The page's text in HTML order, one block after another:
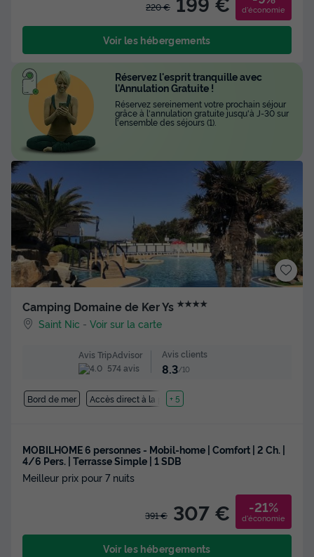
220 € d'économie
Voir les hébergements
Camping Domaine de Ker Ys ★★★★
Saint Nic -Voir sur la carte
Avis TripAdvisor
574 avis
Avis clients
8.3/10
Bord de mer Accès direct à la plage
+ 5
MOBILHOME 6 personnes - Mobil-home | Comfort | 2 Ch. |
4/6 Pers. | Terrasse Simple | 1 SDB
Meilleur prix pour 7 nuits
391 € 307 € -21%
d'économie
Voir les hébergements
Réservez l'esprit tranquille avec
l'Annulation Gratuite !
Réservez sereinement votre prochain séjour
grâce à l'annulation gratuite jusqu'à J-30 sur
l'ensemble des séjours (1).